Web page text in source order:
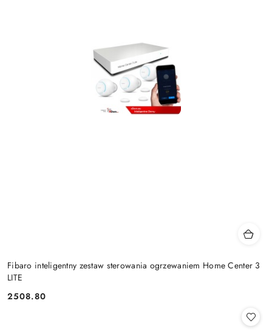
Fibaro inteligentny zestaw sterowania ogrzewaniem Home Center 3
LITE
Cena:
2508.80